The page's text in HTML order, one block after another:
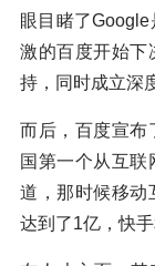
眼目睹了
激的百度开始下
持，同时成立深
而后，百度宣布
国第一个从互
道，那时候移动
达到了1亿，快